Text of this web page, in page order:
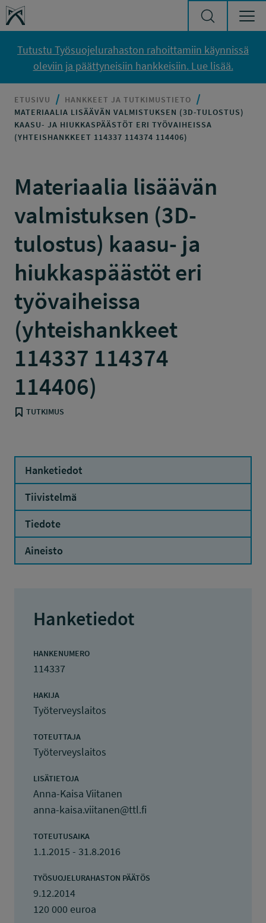
Siirry sisältöön
Työsuojelurahasto
Tutustu Työsuojelurahaston rahoittamiin käynnissä
oleviin ja päättyneisiin hankkeisiin. Lue lisää.
ETUSIVU
HANKKEET JA TUTKIMUSTIETO
MATERIAALIA LISÄÄVÄN VALMISTUKSEN (3D-TULOSTUS)
KAASU- JA HIUKKASPÄÄSTÖT ERI TYÖVAIHEISSA
(YHTEISHANKKEET 114337 114374 114406)
Materiaalia lisäävän
valmistuksen (3D-
tulostus) kaasu- ja
hiukkaspäästöt eri
työvaiheissa
(yhteishankkeet
114337 114374
114406)
TUTKIMUS
Hanketiedot
Tiivistelmä
Tiedote
Aineisto
Hanketiedot
HANKENUMERO
114337
HAKIJA
Työterveyslaitos
TOTEUTTAJA
Työterveyslaitos
LISÄTIETOJA
Anna-Kaisa Viitanen
anna-kaisa.viitanen@ttl.fi
TOTEUTUSAIKA
1.1.2015 - 31.8.2016
TYÖSUOJELURAHASTON PÄÄTÖS
9.12.2014
120 000 euroa